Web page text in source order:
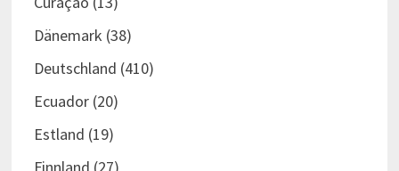
Dänemark (38)
Deutschland (410)
Ecuador(20)
Estland (19)
Finnland (27)